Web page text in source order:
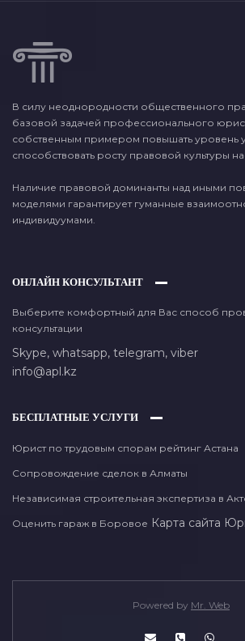
В силу неоднородности общественного
базовой задачей профессионального
собственным примером повышать уровень
способствовать росту правовой культуры
Наличие правовой доминанты над иными
моделями гарантирует гуманные
индивидуумами.
ОНЛАЙН КОНСУЛЬТАНТ
Выберите комфортный для Вас способ
консультации
Skype, whatsapp, telegram, viber
info@apl.kz
БЕСПЛАТНЫЕ УСЛУГИ
Юрист по трудовым спорам рейтинг Астана
Сопровождение сделок в Алматы
Независимая строительная экспертиза в
Оценить гараж в Боровое Карта сайта
Powered by Mr. Web